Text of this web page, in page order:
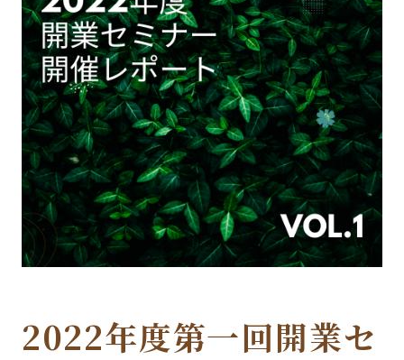
2022年度第一回開業セ